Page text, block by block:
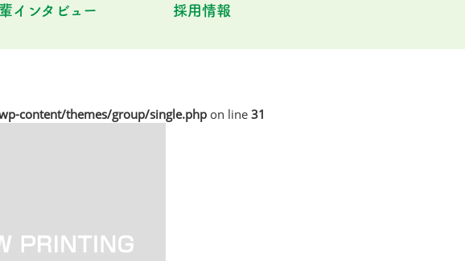
インタビュー 採用情報
content/themes/group/single.php on line 31
wp/wp-